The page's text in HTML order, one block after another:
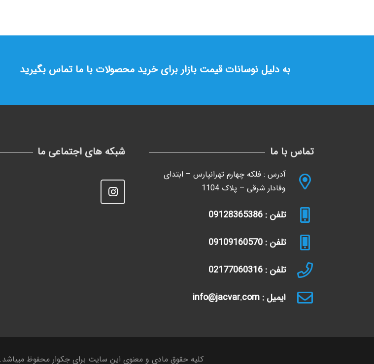
به دلیل نوسانات قیمت بازار برای خرید محصولات با ما تماس بگیرید
تماس با ما
آدرس : فلکه چهارم تهرانپارس – ابتدای
وفادار شرقی – پلاک 1104
تلفن : 09128365386
تلفن : 09109160570
تلفن : 02177060316
ایمیل : info@jacvar.com
شبکه های اجتماعی ما
کلیه حقوق مادی و معنوی این سایت برای جکوار محفوظ میباشد.